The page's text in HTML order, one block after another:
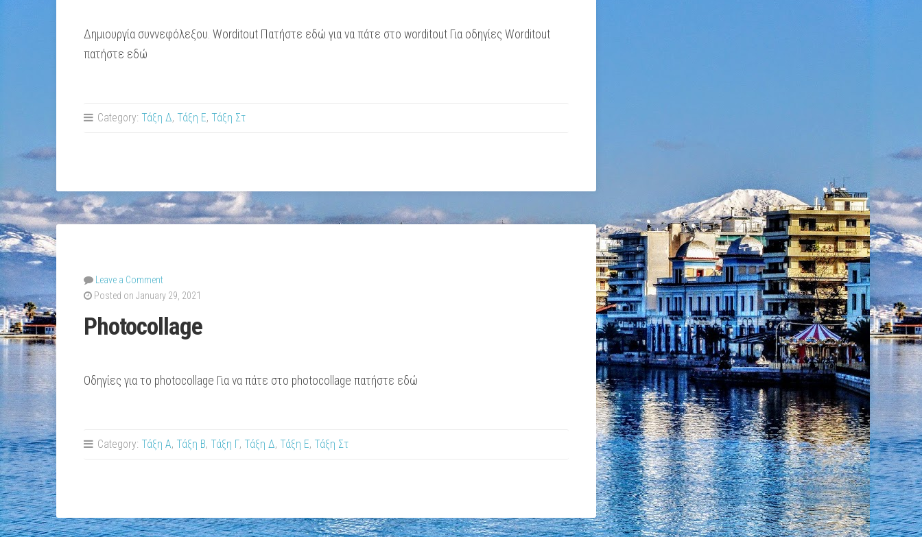
Δημιουργία συννεφόλεξου. Worditout Πατήστε εδώ για να πάτε στο worditout Για οδηγίες Worditout
πατήστε εδώ
Category: Τάξη Δ, Τάξη Ε, Τάξη Στ
Leave a Comment
Posted on January 29, 2021
Photocollage
Οδηγίες για το photocollage Για να πάτε στο photocollage πατήστε εδώ
Category: Τάξη Α, Τάξη Β, Τάξη Γ, Τάξη Δ, Τάξη Ε, Τάξη Στ